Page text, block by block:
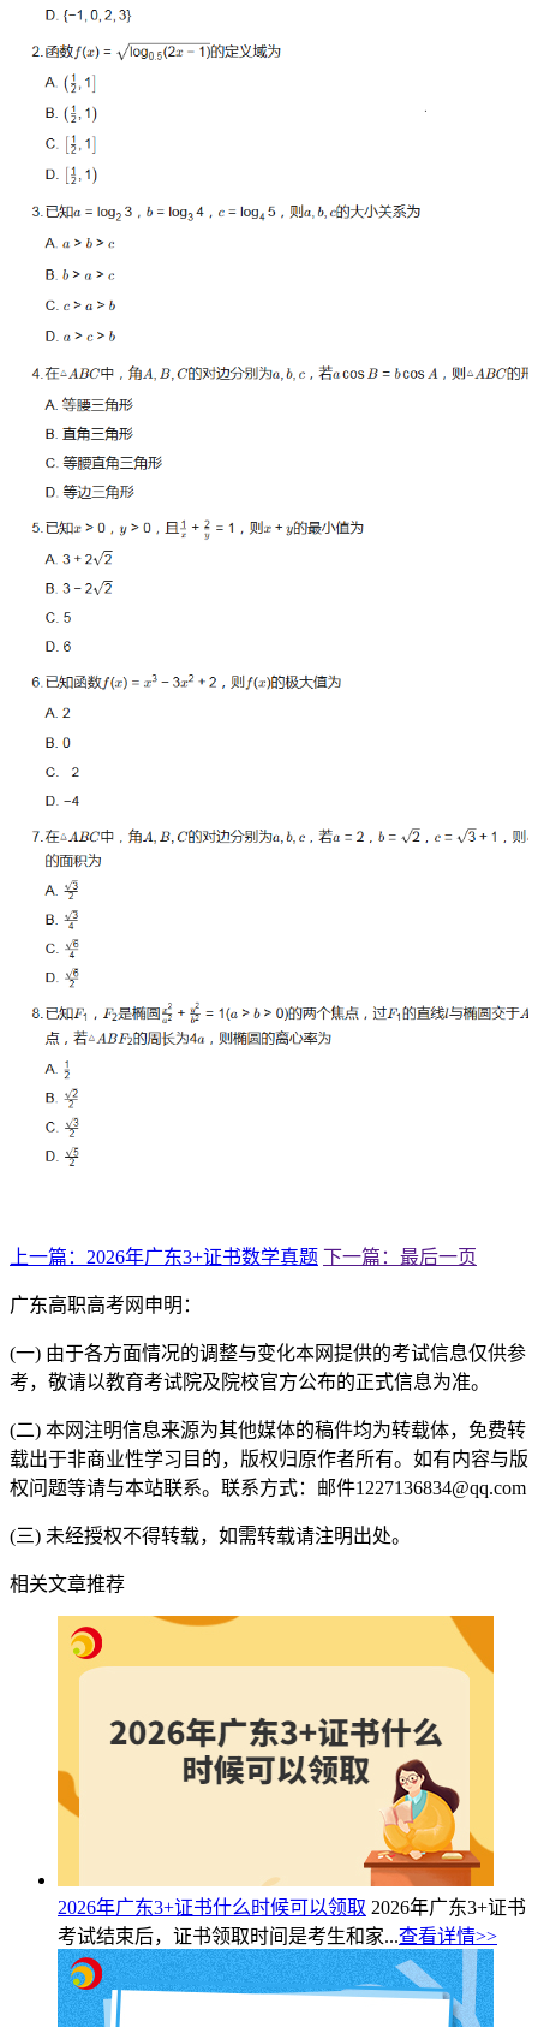
上一篇：2026年广东3+证书数学真题 下一篇：最后一页
广东高职高考网申明：
(一) 由于各方面情况的调整与变化本网提供的考试信息仅供参
考，敬请以教育考试院及院校官方公布的正式信息为准。
(二) 本网注明信息来源为其他媒体的稿件均为转载体，免费转
载出于非商业性学习目的，版权归原作者所有。如有内容与版
权问题等请与本站联系。联系方式：邮件1227136834@qq.com
(三) 未经授权不得转载，如需转载请注明出处。
相关文章推荐
2026年广东3+证书什么时候可以领取 2026年广东3+证书
考试结束后，证书领取时间是考生和家...查看详情>>